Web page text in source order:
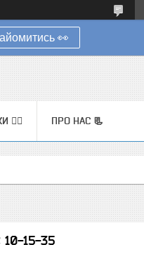
👀
✍🏼 ПРО НАС 📃
10-15-35